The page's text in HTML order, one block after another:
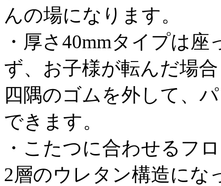
んの場になります。
・厚さ40mmタイプは
ず、お子様が転んだ場
四隅のゴムを外して、
できます。
・こたつに合わせるフ
2層のウレタン構造にな